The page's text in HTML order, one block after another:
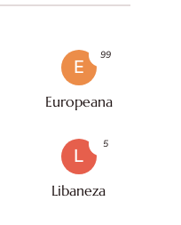
E
Europeana
99
L
Libaneza
5